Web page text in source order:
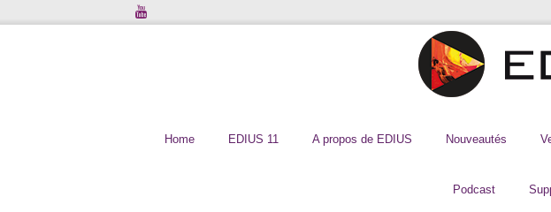
Home EDIUS 11 A propos de EDIUS Nouveautés
Podcast